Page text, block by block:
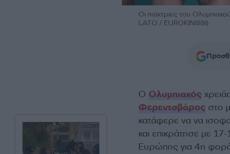
Οι παίκτριες του
LATO / EUROKINISSI)
Ο Ολυμπιακός
Φερεντσβάρος στο
κατάφερε να να
και επικράτησε με
Ευρώπης για 4η φορά